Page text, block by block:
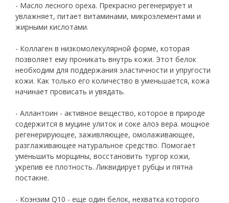
- Масло лесного ореха. Прекрасно регенерирует и
увлажняет, питает витаминами, микроэлементами и
жирными кислотами.
- Коллаген в низкомолекулярной форме, которая
позволяет ему проникать внутрь кожи. Этот белок
необходим для поддержания эластичности и упругости
кожи. Как только его количество в уменьшается, кожа
начинает провисать и увядать.
- Аллантоин - активное вещество, которое в природе
содержится в муцине улиток и соке алоэ вера. мощное
регенерирующее, заживляющее, омолаживающее,
разглаживающее натуральное средство. Помогает
уменьшить морщины, восстановить тургор кожи,
укрепив ее плотность. Ликвидирует рубцы и пятна
постакне.
- Коэнзим Q10 - еще один белок, нехватка которого